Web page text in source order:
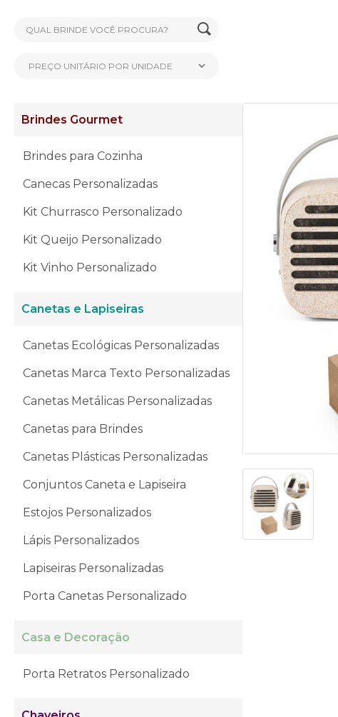
Brindes Gourmet
Brindes para Cozinha
Canecas Personalizadas
Kit Churrasco Personalizado
Kit Queijo Personalizado
Kit Vinho Personalizado
Canetas e Lapiseiras
Canetas Ecológicas Personalizadas
Canetas Marca Texto Personalizadas
Canetas Metálicas Personalizadas
Canetas para Brindes
Canetas Plásticas Personalizadas
Conjuntos Caneta e Lapiseira
Estojos Personalizados
Lápis Personalizados
Lapiseiras Personalizadas
Porta Canetas Personalizado
Casa e Decoração
Porta Retratos Personalizado